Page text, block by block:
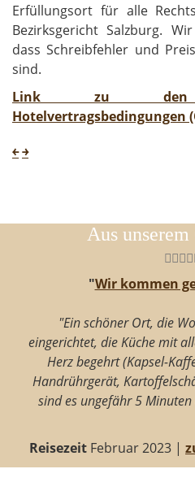
Erfüllungsort für alle
Bezirksgericht Salzburg.
dass Schreibfehler und
sind.
Link zu den
Hotelvertragsbedingungen
￩￫
Aus unserem
"Wir kommen
"Ein schöner Ort, die
eingerichtet, die Küche mit
Herz begehrt (Kapsel-
Handrührgerät,
sind es ungefähr 5
Reisezeit Februar 2023 |